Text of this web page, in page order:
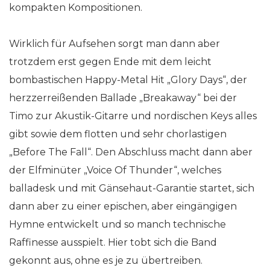
kompakten Kompositionen.
Wirklich für Aufsehen sorgt man dann aber
trotzdem erst gegen Ende mit dem leicht
bombastischen Happy-Metal Hit „Glory Days“, der
herzzerreißenden Ballade „Breakaway“ bei der
Timo zur Akustik-Gitarre und nordischen Keys alles
gibt sowie dem flotten und sehr chorlastigen
„Before The Fall“. Den Abschluss macht dann aber
der Elfminüter „Voice Of Thunder“, welches
balladesk und mit Gänsehaut-Garantie startet, sich
dann aber zu einer epischen, aber eingängigen
Hymne entwickelt und so manch technische
Raffinesse ausspielt. Hier tobt sich die Band
gekonnt aus, ohne es je zu übertreiben.